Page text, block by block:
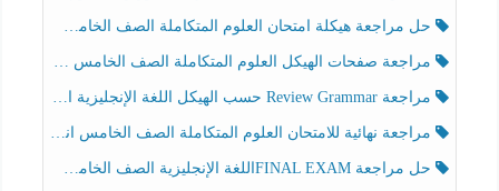
حل مراجعة هيكلة امتحان العلوم المتكاملة الصف الخامس عام الفصل الثالث
مراجعة صفحات الهيكل العلوم المتكاملة الصف الخامس انسبير الفصل الثالث
مراجعة Review Grammar حسب الهيكل اللغة الإنجليزية الصف الخامس الفصل الثالث
مراجعة نهائية للامتحان العلوم المتكاملة الصف الخامس انسبير الفصل الثالث
حل مراجعة FINAL EXAMاللغة الإنجليزية الصف الخامس الفصل الثالث